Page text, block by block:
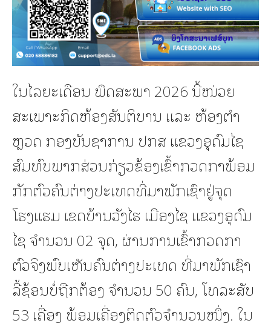
ໃນໄລຍະເດືອນ ພຶດສະພາ 2026 ນີ້ໜ່ວຍ
ສະເພາະກິດຫ້ອງສັນຕິບານ ແລະ ຫ້ອງຕໍາ
ຫຼວດ ກອງບັນຊາການ ປກສ ແຂວງອຸດົມໄຊ
ສົມທົບພາກສ່ວນກ່ຽວຂ້ອງເຂົ້າກວດກາພ້ອມ
ກັກຕົວຄົນຕ່າງປະເທດທີ່ມາພັກເຊົາຢູ່ຈຸດ
ໂຮງແຮມ ເຂດບ້ານວັງໄຮ ເມືອງໄຊ ແຂວງອຸດົມ
ໄຊ ຈຳນວນ 02 ຈຸດ, ຜ່ານການເຂົ້າກວດກາ
ຕົວຈິງພົບເຫັນຄົນຕ່າງປະເທດ ທີ່ມາພັກເຊົາ
ລີ້ຊ້ອນບໍ່ຖືກຕ້ອງ ຈໍານວນ 50 ຄົນ, ໂທລະສັບ
53 ເຄື່ອງ ພ້ອມເຄື່ອງຕິດຕົວຈຳນວນໜຶ່ງ. ໃນ